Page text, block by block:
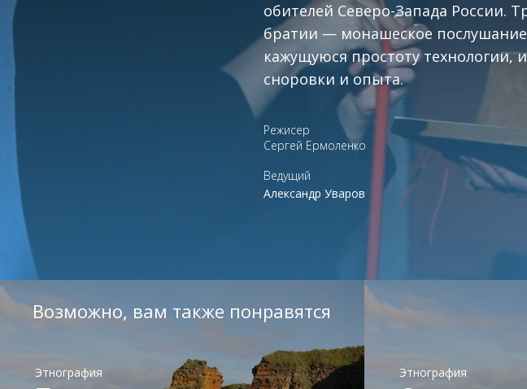
обителей Северо-Запада России.
братии — монашеское
кажущуюся простоту технологии,
сноровки и опыта.
Режисер
Сергей Ермоленко
Ведущий
Александр Уваров
Возможно, вам также понравятся
Этнография Этнография